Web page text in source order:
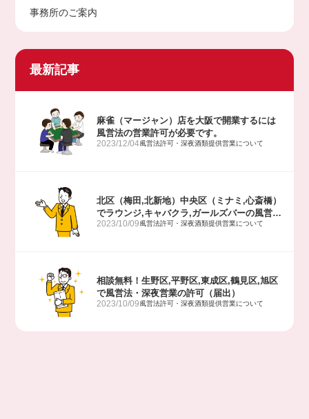
事務所のご案内
最新記事
麻雀（マージャン）店を大阪で開業するには
風営法の営業許可が必要です。
2023/12/04風営法許可・深夜酒類提供営業について
北区（梅田,北新地）中央区（ミナミ,心斎橋）
でラウンジ,キャバクラ,ガールズバーの風営
法・深夜営業の許可（届出）
2023/10/09風営法許可・深夜酒類提供営業について
相談無料！生野区,平野区,東成区,鶴見区,旭区
で風営法・深夜営業の許可（届出）
2023/10/09風営法許可・深夜酒類提供営業について